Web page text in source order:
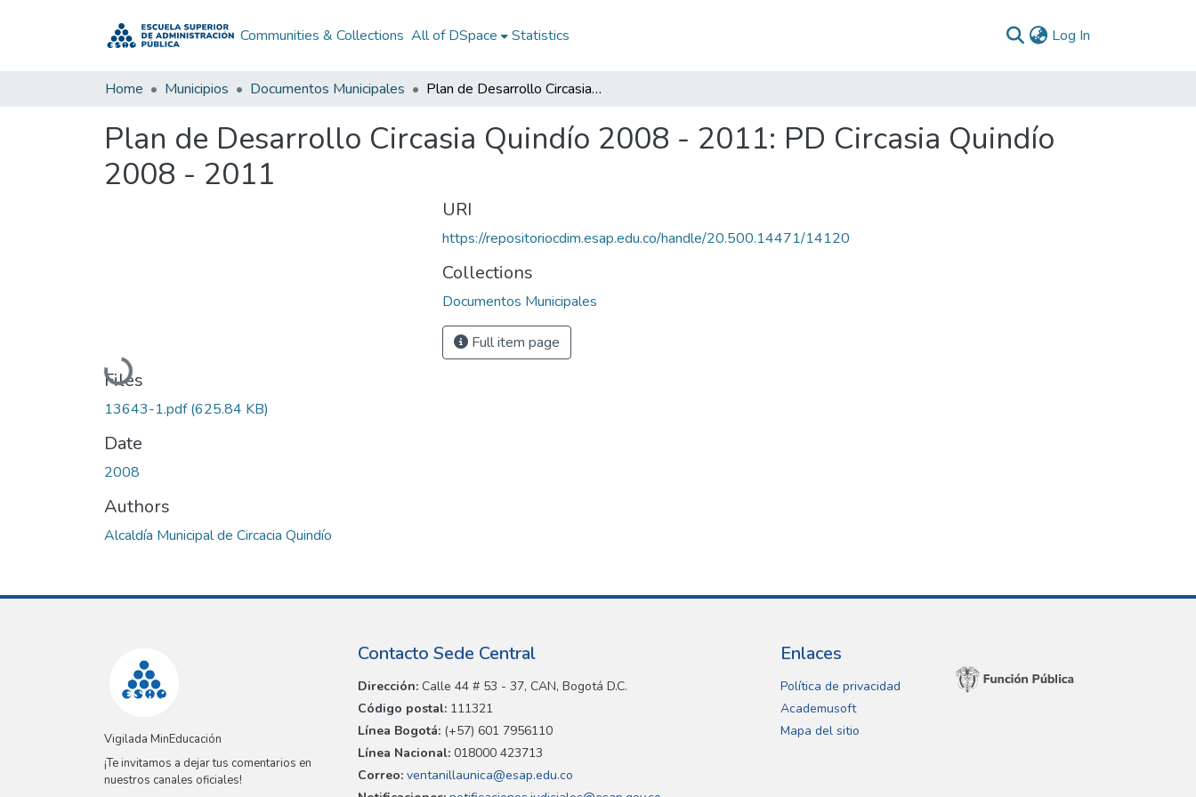
Communities & Collections All of DSpace Statistics Log In
Home Municipios Documentos Municipales Plan de Desarrollo Circasia Quindío 2008 - 2011: PD Circasia Quindío 2008 - 2011
Plan de Desarrollo Circasia Quindío 2008 - 2011: PD Circasia Quindío
2008 - 2011
Loading...
Files
13643-1.pdf(625.84 KB)
Date
2008
Authors
Alcaldía Municipal de Circacia Quindío
URI
https://repositoriocdim.esap.edu.co/handle/20.500.14471/14120
Collections
Documentos Municipales
Full item page
Vigilada MinEducación
¡Te invitamos a dejar tus comentarios en
nuestros canales oficiales!
Contacto Sede Central
Dirección: Calle 44 # 53 - 37, CAN, Bogotá D.C.
Código postal: 111321
Línea Bogotá: (+57) 601 7956110
Línea Nacional: 018000 423713
Correo: ventanillaunica@esap.edu.co
Enlaces
Política de privacidad
Academusoft
Mapa del sitio